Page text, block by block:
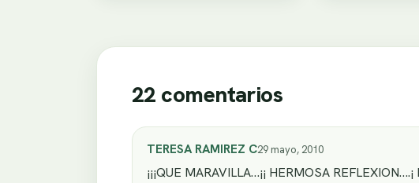
22 comentarios
TERESA RAMIREZ C29 mayo, 2010
¡¡¡QUE MARAVILLA…¡¡ HERMOSA